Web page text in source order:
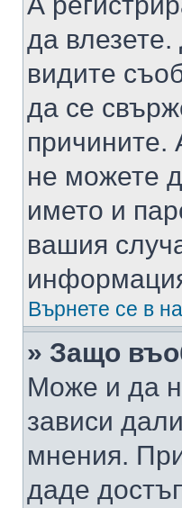
да
видите
да се
причините.
не можете
името и
вашия
Върнете се в
» Защо
Може и да
зависи
мнения.
даде